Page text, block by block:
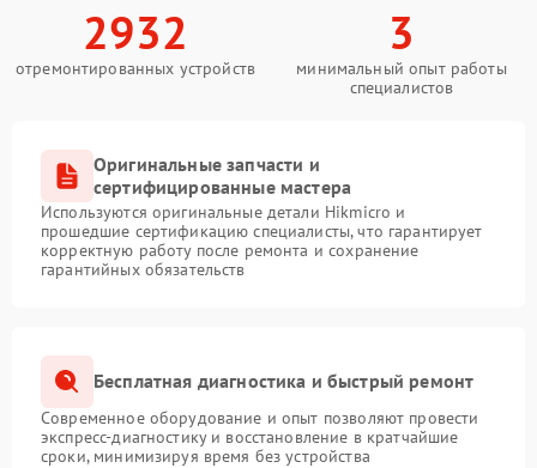
2932
отремонтированных устройств
3
минимальный опыт работы
специалистов
Оригинальные запчасти и
сертифицированные мастера
Используются оригинальные детали Hikmicro и
прошедшие сертификацию специалисты, что гарантирует
корректную работу после ремонта и сохранение
гарантийных обязательств
Бесплатная диагностика и быстрый ремонт
Современное оборудование и опыт позволяют провести
экспресс-диагностику и восстановление в кратчайшие
сроки, минимизируя время без устройства